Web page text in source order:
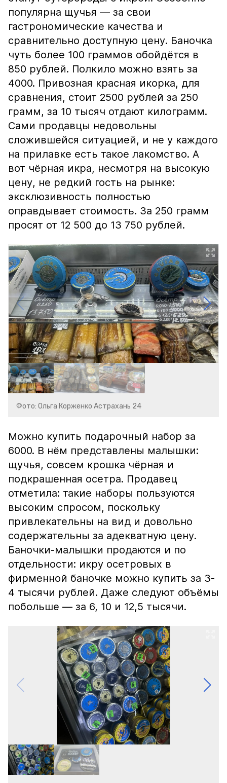
популярна щучья — за свои
гастрономические качества и
сравнительно доступную цену. Баночка
чуть более 100 граммов обойдётся в
850 рублей. Полкило можно взять за
4000. Привозная красная икорка, для
сравнения, стоит 2500 рублей за 250
грамм, за 10 тысяч отдают килограмм.
Сами продавцы недовольны
сложившейся ситуацией, и не у каждого
на прилавке есть такое лакомство. А
вот чёрная икра, несмотря на высокую
цену, не редкий гость на рынке:
эксклюзивность полностью
оправдывает стоимость. За 250 грамм
просят от 12 500 до 13 750 рублей.
Фото: Ольга Корженко Астрахань 24
Можно купить подарочный набор за
6000. В нём представлены малышки:
щучья, совсем крошка чёрная и
подкрашенная осетра. Продавец
отметила: такие наборы пользуются
высоким спросом, поскольку
привлекательны на вид и довольно
содержательны за адекватную цену.
Баночки-малышки продаются и по
отдельности: икру осетровых в
фирменной баночке можно купить за 3-
4 тысячи рублей. Даже следуют объёмы
побольше — за 6, 10 и 12,5 тысячи.